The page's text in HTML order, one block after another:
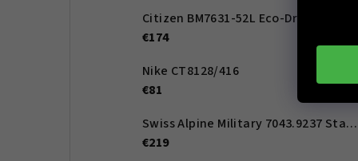
€174
Nike CT8128/416
€81
Swiss Alpine Military 7043.9237 Star Fighter Saphirglas Chrono 46 mm
€219